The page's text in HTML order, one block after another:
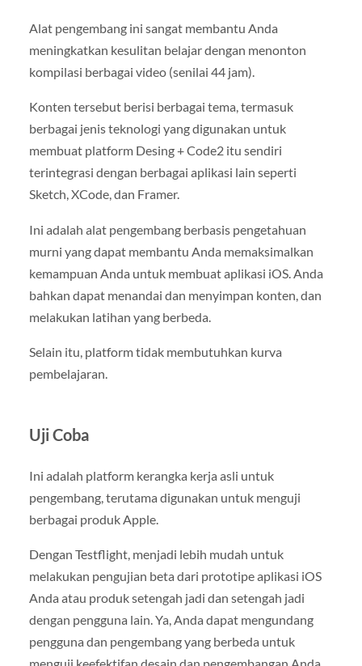
Alat pengembang ini sangat membantu Anda
meningkatkan kesulitan belajar dengan menonton
kompilasi berbagai video (senilai 44 jam).
Konten tersebut berisi berbagai tema, termasuk
berbagai jenis teknologi yang digunakan untuk
membuat platform Desing + Code2 itu sendiri
terintegrasi dengan berbagai aplikasi lain seperti
Sketch, XCode, dan Framer.
Ini adalah alat pengembang berbasis pengetahuan
murni yang dapat membantu Anda memaksimalkan
kemampuan Anda untuk membuat aplikasi iOS. Anda
bahkan dapat menandai dan menyimpan konten, dan
melakukan latihan yang berbeda.
Selain itu, platform tidak membutuhkan kurva
pembelajaran.
Uji Coba
Ini adalah platform kerangka kerja asli untuk
pengembang, terutama digunakan untuk menguji
berbagai produk Apple.
Dengan Testflight, menjadi lebih mudah untuk
melakukan pengujian beta dari prototipe aplikasi iOS
Anda atau produk setengah jadi dan setengah jadi
dengan pengguna lain. Ya, Anda dapat mengundang
pengguna dan pengembang yang berbeda untuk